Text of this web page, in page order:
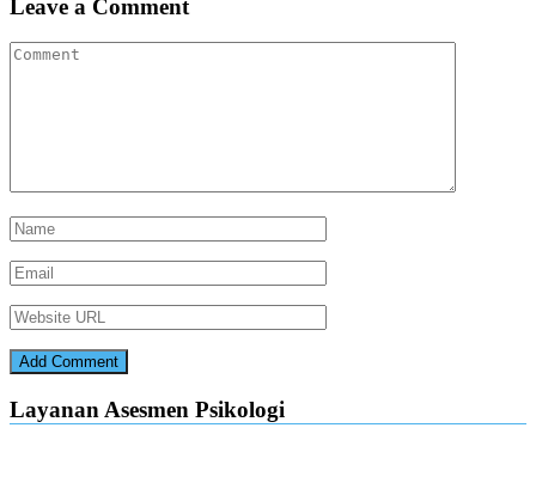
Leave a Comment
Layanan Asesmen Psikologi